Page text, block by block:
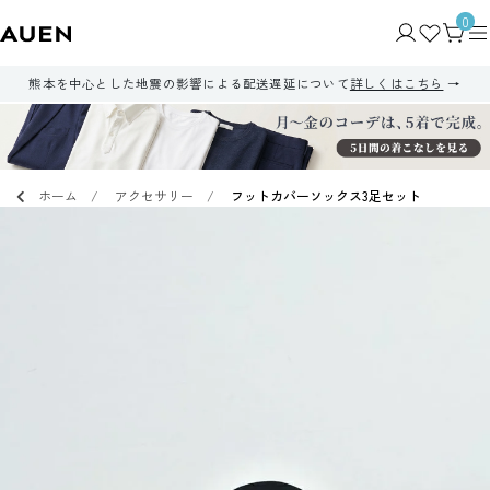
0
熊本を中心とした地震の影響による配送遅延について詳しくはこちら
ホーム アクセサリー フットカバーソックス3足セット